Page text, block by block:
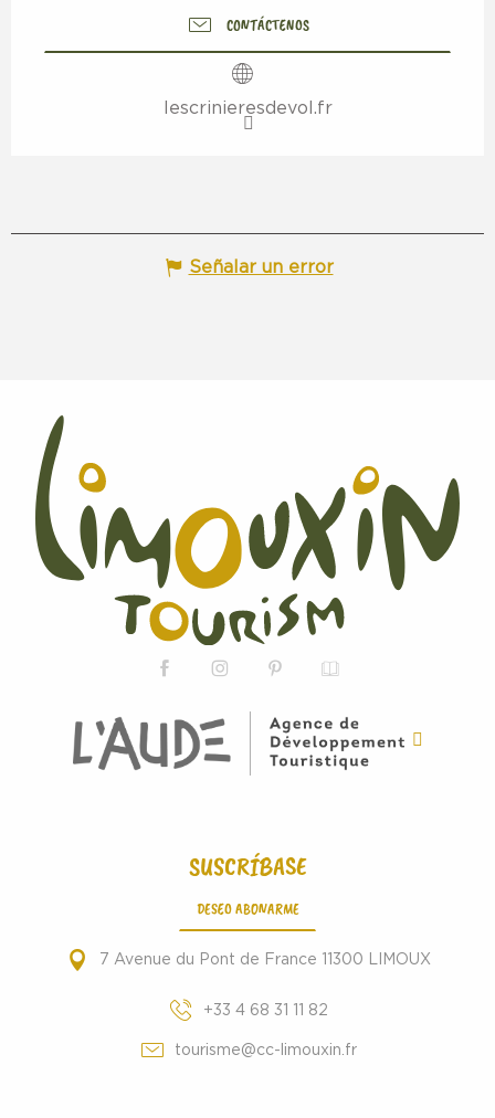
CONTÁCTENOS
lescrinieresdevol.fr
Señalar un error
SUSCRÍBASE
DESEO ABONARME
7 Avenue du Pont de France 11300 LIMOUX
+33 4 68 31 11 82
tourisme@cc-limouxin.fr